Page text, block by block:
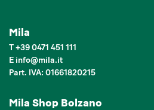
Mila
T+39 0471 451 111
E info@mila.it
Part. IVA: 01661820215
Mila Shop Bolzano